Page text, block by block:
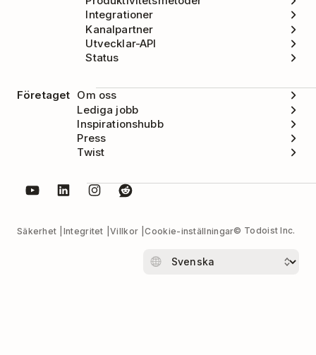
Integrationer
Kanalpartner
Utvecklar-API
Status
Företaget Om oss
Lediga jobb
Inspirationshubb
Press
Twist
Säkerhet Integritet Villkor Cookie-inställningar© Todoist Inc.